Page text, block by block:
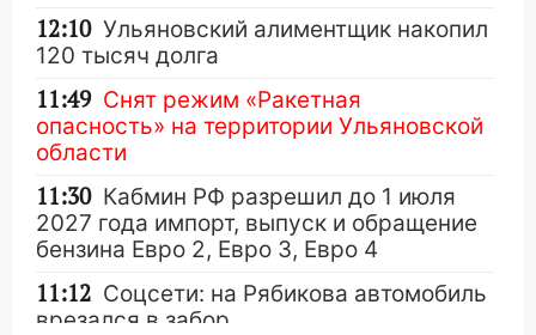
12:10 Ульяновский алиментщик накопил
120 тысяч долга
11:49 Снят режим «Ракетная
опасность» на территории Ульяновской
области
11:30 Кабмин РФ разрешил до 1 июля
2027 года импорт, выпуск и обращение
бензина Евро 2, Евро 3, Евро 4
11:12 Соцсети: на Рябикова автомобиль
врезался в забор